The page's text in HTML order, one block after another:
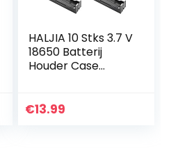
HALJIA 10 Stks 3.7 V
18650 Batterij
Houder Case
Opbergdoos met
€13.99